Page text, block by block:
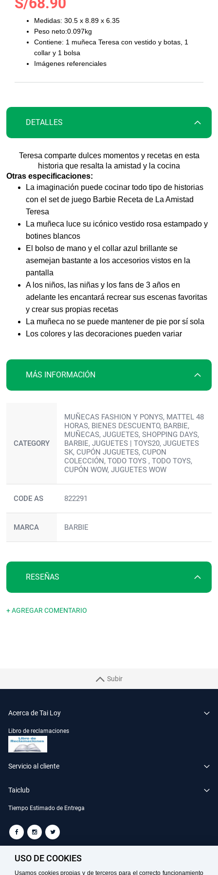
comienzoMedidas: 30.5 x 8.89 x 6.35
Peso neto:0.097kg
Contiene: 1 muñeca Teresa con vestido y botas, 1
collar y 1 bolsa
Imágenes referenciales
DETALLES
Teresa comparte dulces momentos y recetas en esta
historia que resalta la amistad y la cocina
Otras especificaciones:
La imaginación puede cocinar todo tipo de historias
con el set de juego Barbie Receta de La Amistad
Teresa
La muñeca luce su icónico vestido rosa estampado y
botines blancos
El bolso de mano y el collar azul brillante se
asemejan bastante a los accesorios vistos en la
pantalla
A los niños, las niñas y los fans de 3 años en
adelante les encantará recrear sus escenas favoritas
y crear sus propias recetas
La muñeca no se puede mantener de pie por sí sola
Los colores y las decoraciones pueden variar
MÁS INFORMACIÓN
CATEGORY
MUÑECAS FASHION Y PONYS, MATTEL 48
HORAS, BIENES DESCUENTO, BARBIE,
MUÑECAS, JUGUETES, SHOPPING DAYS,
BARBIE, JUGUETES | TOYS20, JUGUETES
SK, CUPÓN JUGUETES, CUPON
COLECCIÓN, TODO TOYS , TODO TOYS,
CUPÓN WOW, JUGUETES WOW
CODE AS 822291
MARCA BARBIE
RESEÑAS
+ AGREGAR COMENTARIO
Subir
Acerca de Tai Loy
Libro de reclamaciones
Servicio al cliente
Taiclub
Tiempo Estimado de Entrega
TAILOY S.A. RUC: 20100049181
USO DE COOKIES
Usamos cookies propias y de terceros para el correcto funcionamiento